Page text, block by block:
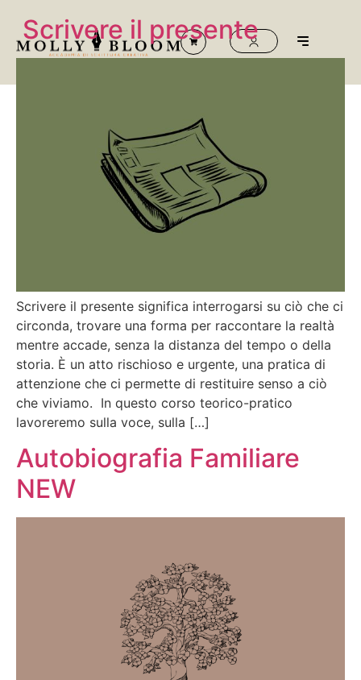
Scrivere il presente
Scrivere il presente significa interrogarsi su ciò che ci
circonda, trovare una forma per raccontare la realtà
mentre accade, senza la distanza del tempo o della
storia. È un atto rischioso e urgente, una pratica di
attenzione che ci permette di restituire senso a ciò
che viviamo. In questo corso teorico-pratico
lavoreremo sulla voce, sulla […]
Autobiografia Familiare
NEW